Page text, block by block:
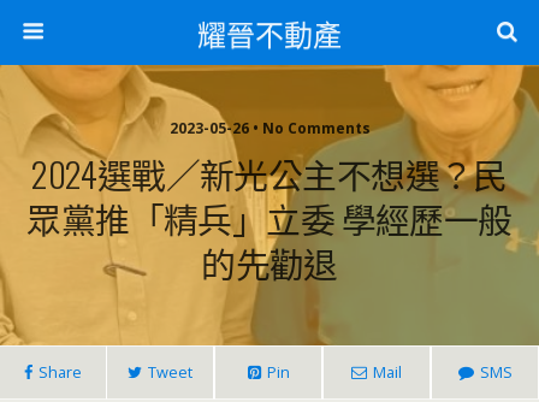
耀晉不動產
2023-05-26 • No Comments
2024選戰／新光公主不想選？民
眾黨推「精兵」立委 學經歷一般
的先勸退
Share Tweet Pin Mail SMS